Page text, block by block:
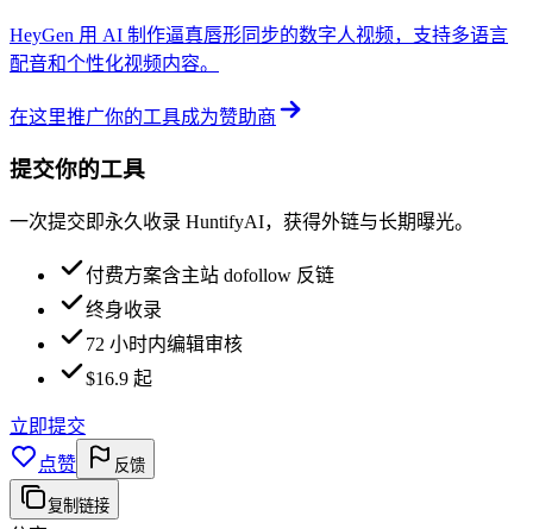
HeyGen 用 AI 制作逼真唇形同步的数字人视频，支持多语言
配音和个性化视频内容。
在这里推广你的工具成为赞助商
提交你的工具
一次提交即永久收录 HuntifyAI，获得外链与长期曝光。
付费方案含主站 dofollow 反链
终身收录
72 小时内编辑审核
$16.9 起
立即提交
点赞
反馈
复制链接